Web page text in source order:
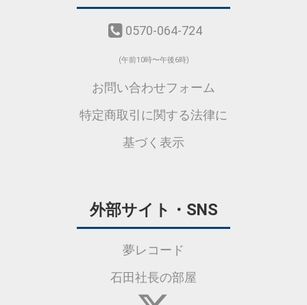
0570-064-724
(午前10時〜午後6時)
お問い合わせフォーム
特定商取引に関する法律に
基づく表示
外部サイト・SNS
夢レコード
石田社長の部屋